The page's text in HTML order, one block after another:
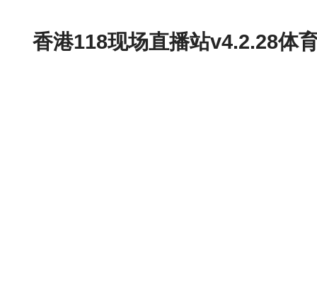
香港118现场直播站v4.2.28体